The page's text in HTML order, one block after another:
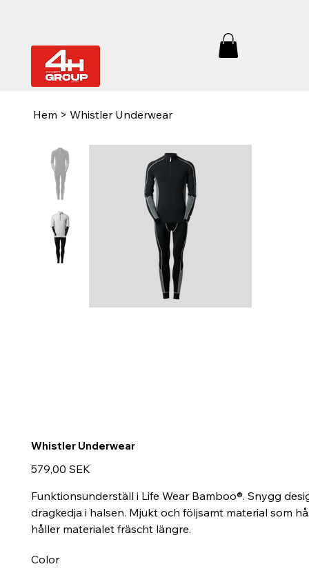
Hem > Whistler Underwear
Whistler Underwear
Prix
579,00 SEK
Funktionsunderställ i Life Wear Bamboo®. Snygg
dragkedja i halsen. Mjukt och följsamt material som
håller materialet fräscht längre.
Color